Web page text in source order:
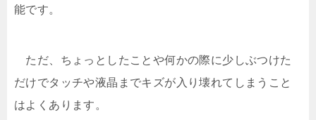
能です。
ただ、ちょっとしたことや何かの際に少しぶつけた
だけでタッチや液晶までキズが入り壊れてしまうこと
はよくあります。